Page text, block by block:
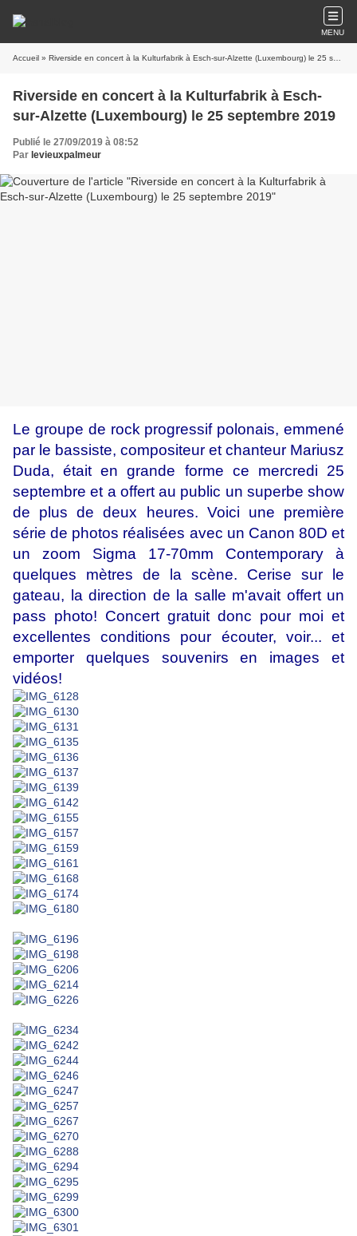
MENU
Accueil » Riverside en concert à la Kulturfabrik à Esch-sur-Alzette (Luxembourg) le 25 septembre 2019
Riverside en concert à la Kulturfabrik à Esch-
sur-Alzette (Luxembourg) le 25 septembre 2019
Publié le 27/09/2019 à 08:52
Par levieuxpalmeur
Le groupe de rock progressif polonais, emmené
par le bassiste, compositeur et chanteur Mariusz
Duda, était en grande forme ce mercredi 25
septembre et a offert au public un superbe show
de plus de deux heures. Voici une première
série de photos réalisées avec un Canon 80D et
un zoom Sigma 17-70mm Contemporary à
quelques mètres de la scène. Cerise sur le
gateau, la direction de la salle m'avait offert un
pass photo! Concert gratuit donc pour moi et
excellentes conditions pour écouter, voir... et
emporter quelques souvenirs en images et
vidéos!